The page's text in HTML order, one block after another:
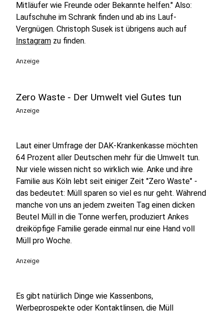
Mitläufer wie Freunde oder Bekannte helfen." Also:
Laufschuhe im Schrank finden und ab ins Lauf-
Vergnügen. Christoph Susek ist übrigens auch auf
Instagram zu finden.
Anzeige
Zero Waste - Der Umwelt viel Gutes tun
Anzeige
Laut einer Umfrage der DAK-Krankenkasse möchten
64 Prozent aller Deutschen mehr für die Umwelt tun.
Nur viele wissen nicht so wirklich wie. Anke und ihre
Familie aus Köln lebt seit einiger Zeit "Zero Waste" -
das bedeutet: Müll sparen so viel es nur geht. Während
manche von uns an jedem zweiten Tag einen dicken
Beutel Müll in die Tonne werfen, produziert Ankes
dreiköpfige Familie gerade einmal nur eine Hand voll
Müll pro Woche.
Anzeige
Es gibt natürlich Dinge wie Kassenbons,
Werbeprospekte oder Kontaktlinsen, die Müll